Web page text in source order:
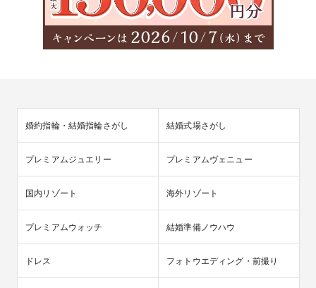
婚約指輪・結婚指輪さがし 結婚式場さがし
プレミアムジュエリー プレミアムヴェニュー
国内リゾート 海外リゾート
プレミアムウォッチ 結婚準備ノウハウ
ドレス フォトウエディング・前撮り